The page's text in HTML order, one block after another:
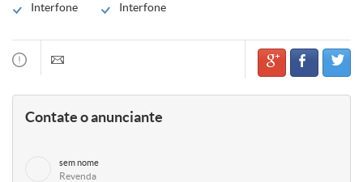
Interfone Interfone
Contate o anunciante
sem nome
Revenda